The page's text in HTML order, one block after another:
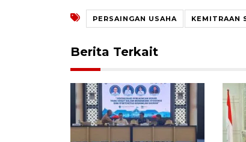
PERSAINGAN USAHA KEMITRAAN
Berita Terkait